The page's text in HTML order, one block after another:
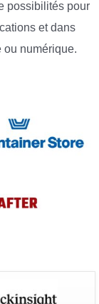
possibilités pour
et dans
ou numérique.